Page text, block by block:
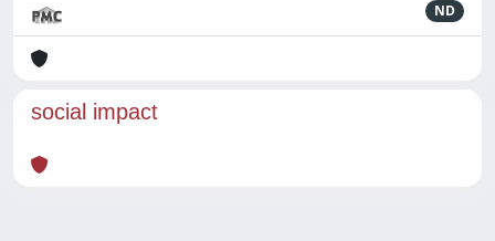
ND
social impact